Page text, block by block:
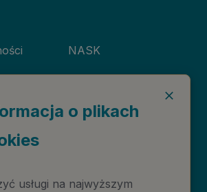
NASK
Niebieska Linia
o plikach
usługi na najwyższym